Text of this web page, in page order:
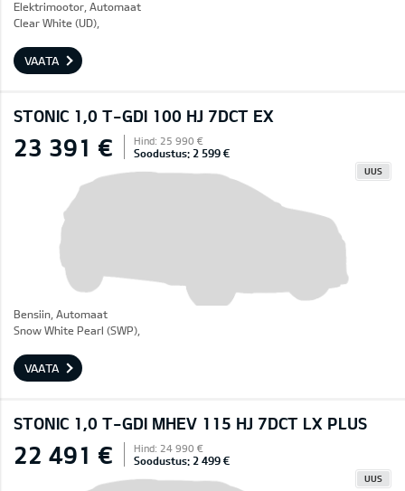
Elektrimootor, Automaat
Clear White (UD),
VAATA
STONIC 1,0 T-GDI 100 HJ 7DCT EX
23 391 € Hind: 25 990 €
Soodustus: 2 599 €
UUS
Bensiin, Automaat
Snow White Pearl (SWP),
VAATA
STONIC 1,0 T-GDI MHEV 115 HJ 7DCT LX PLUS
22 491 € Hind: 24 990 €
Soodustus: 2 499 €
UUS